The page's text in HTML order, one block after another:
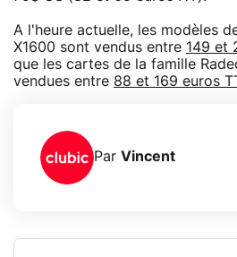
A l'heure actuelle, les modèles
X1600 sont vendus entre 149 et
que les cartes de la famille
vendues entre 88 et 169 euros
Par Vincent